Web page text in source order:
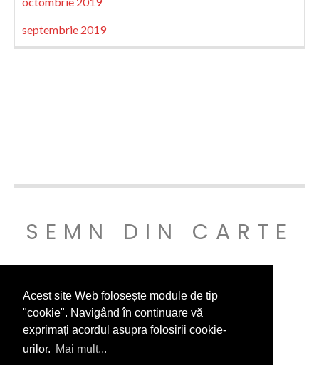
Acest site Web folosește module de tip
"cookie". Navigând în continuare vă
exprimați acordul asupra folosirii cookie-
urilor. Mai mult...
septembrie 2019
SEMN DIN CARTE